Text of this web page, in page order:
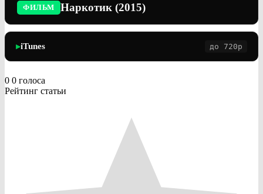
ФИЛЬМ Наркотик (2015)
▶iTunes до 720p
0 0 голоса
Рейтинг статьи